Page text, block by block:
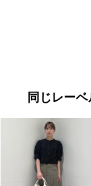
同じレー